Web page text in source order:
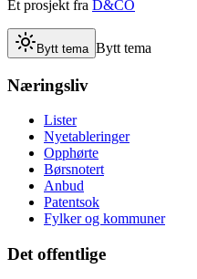
Et prosjekt fra D&CO
Bytt tema Bytt tema
Næringsliv
Lister
Nyetableringer
Opphørte
Børsnotert
Anbud
Patentsok
Fylker og kommuner
Det offentlige